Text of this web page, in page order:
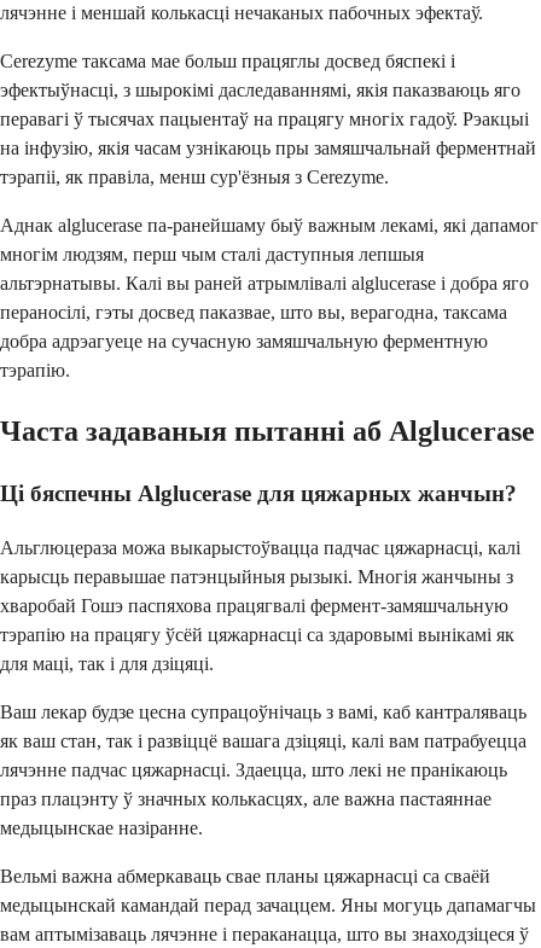
лячэнне і меншай колькасці нечаканых пабочных эфектаў.
Cerezyme таксама мае больш працяглы досвед бяспекі і
эфектыўнасці, з шырокімі даследаваннямі, якія паказваюць яго
перавагі ў тысячах пацыентаў на працягу многіх гадоў. Рэакцыі
на інфузію, якія часам узнікаюць пры замяшчальнай ферментнай
тэрапіі, як правіла, менш сур'ёзныя з Cerezyme.
Аднак alglucerase па-ранейшаму быў важным лекамі, які дапамог
многім людзям, перш чым сталі даступныя лепшыя
альтэрнатывы. Калі вы раней атрымлівалі alglucerase і добра яго
пераносілі, гэты досвед паказвае, што вы, верагодна, таксама
добра адрэагуеце на сучасную замяшчальную ферментную
тэрапію.
Часта задаваныя пытанні аб Alglucerase
Ці бяспечны Alglucerase для цяжарных жанчын?
Альглюцераза можа выкарыстоўвацца падчас цяжарнасці, калі
карысць перавышае патэнцыйныя рызыкі. Многія жанчыны з
хваробай Гошэ паспяхова працягвалі фермент-замяшчальную
тэрапію на працягу ўсёй цяжарнасці са здаровымі вынікамі як
для маці, так і для дзіцяці.
Ваш лекар будзе цесна супрацоўнічаць з вамі, каб кантраляваць
як ваш стан, так і развіццё вашага дзіцяці, калі вам патрабуецца
лячэнне падчас цяжарнасці. Здаецца, што лекі не пранікаюць
праз плацэнту ў значных колькасцях, але важна пастаяннае
медыцынскае назіранне.
Вельмі важна абмеркаваць свае планы цяжарнасці са сваёй
медыцынскай камандай перад зачаццем. Яны могуць дапамагчы
вам аптымізаваць лячэнне і пераканацца, што вы знаходзіцеся ў